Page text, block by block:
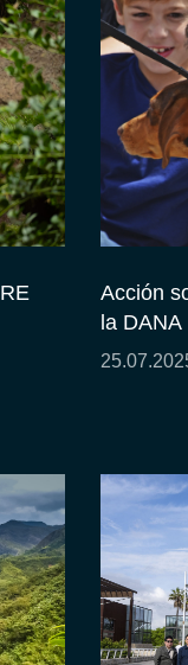
Acción
la DANA